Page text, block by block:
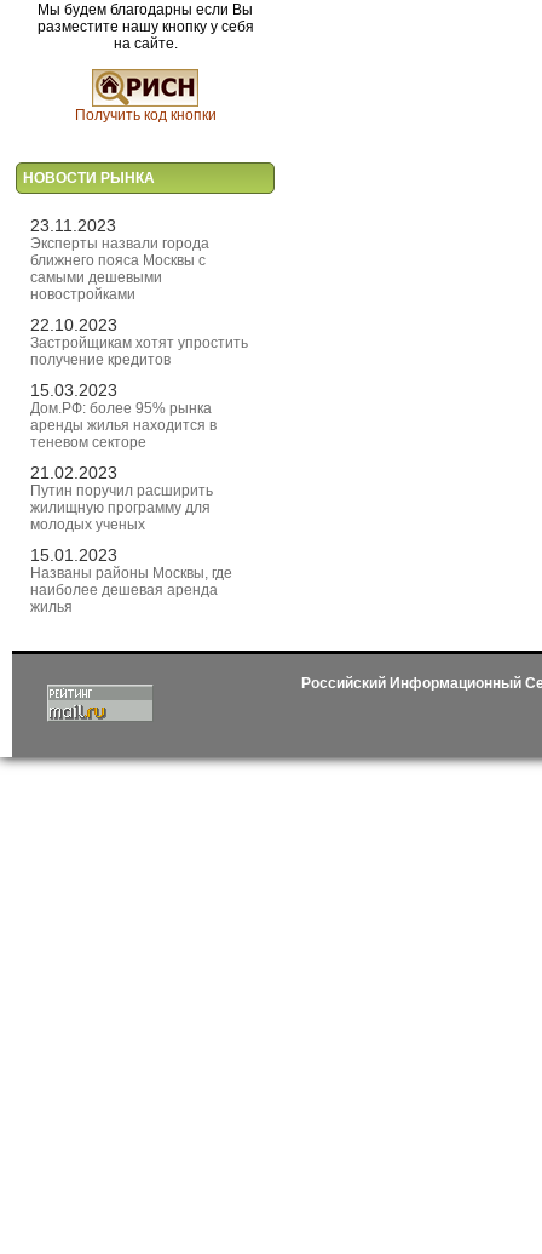
Мы будем благодарны если Вы
разместите нашу кнопку у себя
на сайте.
Получить код кнопки
НОВОСТИ РЫНКА
23.11.2023
Эксперты назвали города
ближнего пояса Москвы с
самыми дешевыми
новостройками
22.10.2023
Застройщикам хотят упростить
получение кредитов
15.03.2023
Дом.РФ: более 95% рынка
аренды жилья находится в
теневом секторе
21.02.2023
Путин поручил расширить
жилищную программу для
молодых ученых
15.01.2023
Названы районы Москвы, где
наиболее дешевая аренда
жилья
Российский Информационный